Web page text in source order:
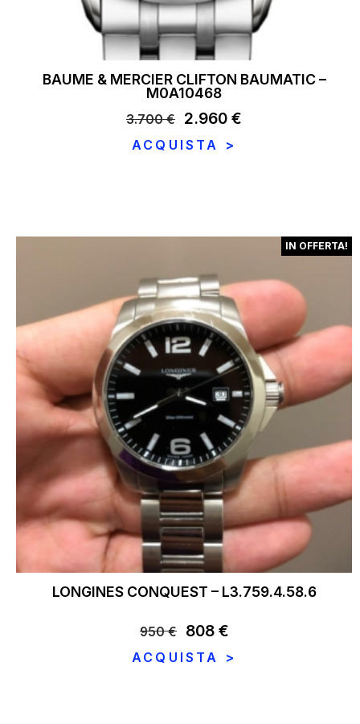
BAUME & MERCIER CLIFTON BAUMATIC –
M0A10468
3.700€
Il
prezzo
2.960 €
ACQUISTA >
IN OFFERTA!
LONGINES CONQUEST – L3.759.4.58.6
950€
Il
prezzo
808 €
ACQUISTA >